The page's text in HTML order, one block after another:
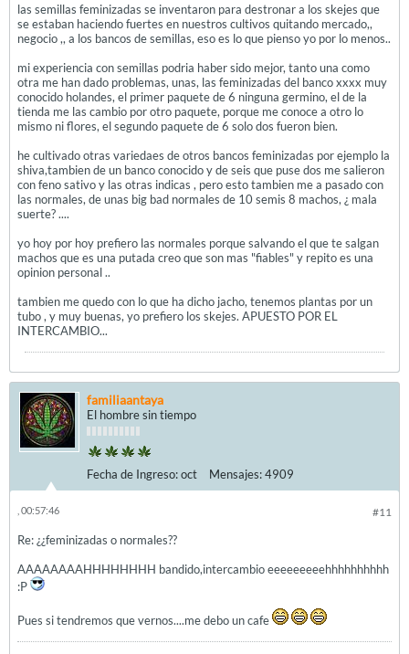
las semillas feminizadas se inventaron para destronar a los skejes que
se estaban haciendo fuertes en nuestros cultivos quitando mercado,,
negocio ,, a los bancos de semillas, eso es lo que pienso yo por lo menos..
mi experiencia con semillas podria haber sido mejor, tanto una como
otra me han dado problemas, unas, las feminizadas del banco xxxx muy
conocido holandes, el primer paquete de 6 ninguna germino, el de la
tienda me las cambio por otro paquete, porque me conoce a otro lo
mismo ni flores, el segundo paquete de 6 solo dos fueron bien.
he cultivado otras variedaes de otros bancos feminizadas por ejemplo la
shiva,tambien de un banco conocido y de seis que puse dos me salieron
con feno sativo y las otras indicas , pero esto tambien me a pasado con
las normales, de unas big bad normales de 10 semis 8 machos, ¿ mala
suerte? ....
yo hoy por hoy prefiero las normales porque salvando el que te salgan
machos que es una putada creo que son mas "fiables" y repito es una
opinion personal ..
tambien me quedo con lo que ha dicho jacho, tenemos plantas por un
tubo , y muy buenas, yo prefiero los skejes. APUESTO POR EL
INTERCAMBIO...
familiaantaya
El hombre sin tiempo
Fecha de Ingreso:oct Mensajes:4909
#11
, 00:57:46
Re: ¿¿feminizadas o normales??
AAAAAAAAHHHHHHHH bandido,intercambio eeeeeeeeehhhhhhhhhh
:P
Pues si tendremos que vernos....me debo un cafe